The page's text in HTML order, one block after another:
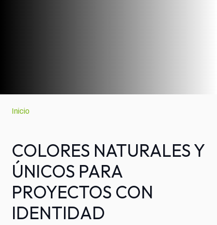
Inicio
COLORES NATURALES Y
ÚNICOS PARA
PROYECTOS CON
IDENTIDAD